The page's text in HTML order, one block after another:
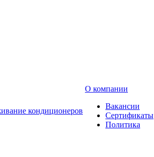
кондиционеров
О компании
Вакансии
Сертификаты
Политика